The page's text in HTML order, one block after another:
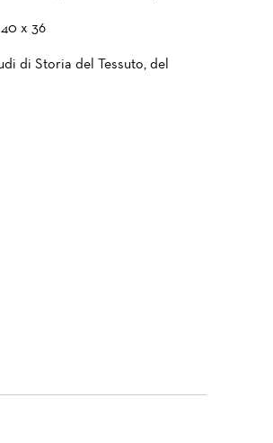
x 36
di Storia del Tessuto, del